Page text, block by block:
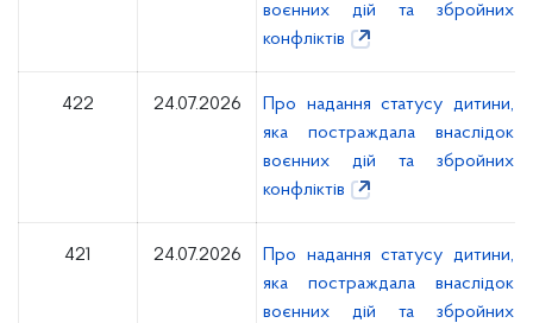
воєнних дій та збройних
конфліктів
422 24.07.2026
Про надання статусу дитини,
яка постраждала внаслідок
воєнних дій та збройних
конфліктів
421 24.07.2026
Про надання статусу дитини,
яка постраждала внаслідок
воєнних дій та збройних